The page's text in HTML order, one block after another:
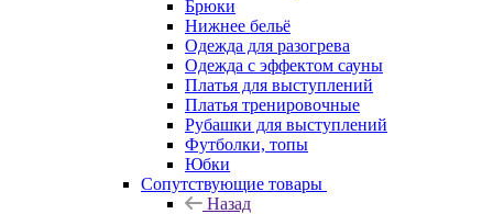
Брюки
Нижнее бельё
Одежда для разогрева
Одежда с эффектом сауны
Платья для выступлений
Платья тренировочные
Рубашки для выступлений
Футболки, топы
Юбки
Сопутствующие товары
Назад